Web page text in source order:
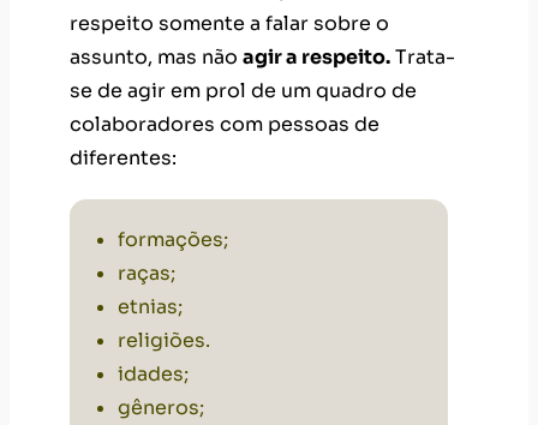
respeito somente a falar sobre o
assunto, mas não agir a respeito.Trata-
se de agir em prol de um quadro de
colaboradores com pessoas de
diferentes:
formações;
raças;
etnias;
religiões.
idades;
gêneros;